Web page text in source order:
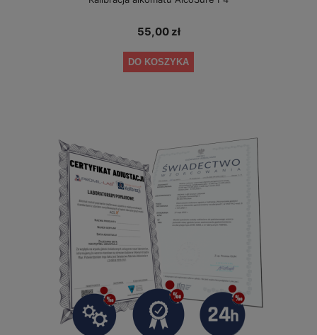
55,00 zł
DO KOSZYKA